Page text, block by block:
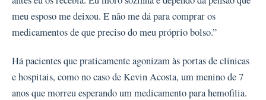
meu esposo me deixou. E não me dá para comprar os
medicamentos de que preciso do meu próprio bolso.”
Há pacientes que praticamente agonizam às portas de clínicas
e hospitais, como no caso de Kevin Acosta, um menino de 7
anos que morreu esperando um medicamento para hemofilia.